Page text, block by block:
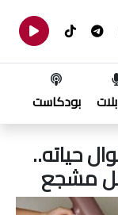
بودكاست
حياته..
مشجع